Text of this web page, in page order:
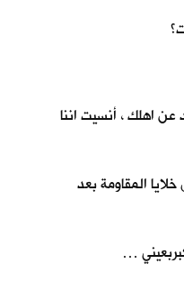
اهلك ، أنسيت اننا
المقاومة بعد
…